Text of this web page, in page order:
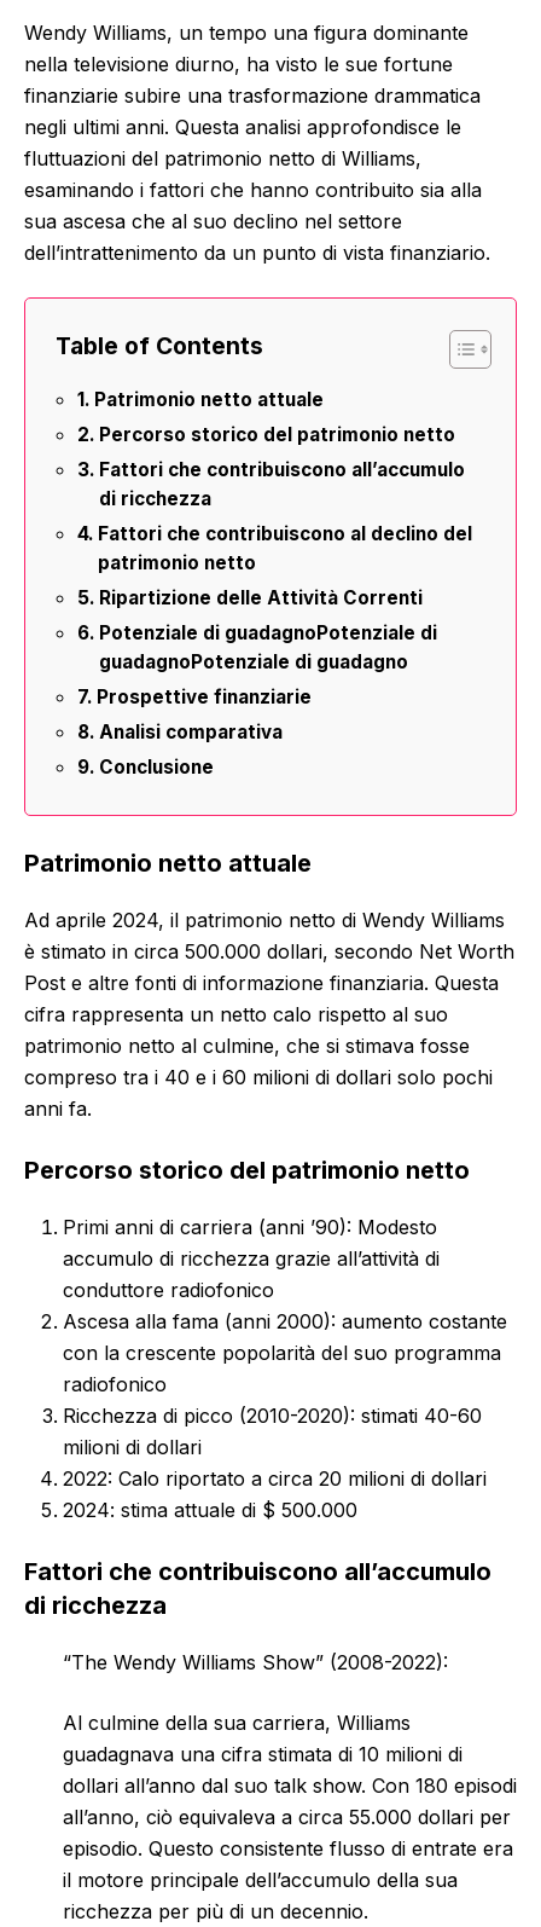
Wendy Williams, un tempo una figura dominante
nella televisione diurno, ha visto le sue fortune
finanziarie subire una trasformazione drammatica
negli ultimi anni. Questa analisi approfondisce le
fluttuazioni del patrimonio netto di Williams,
esaminando i fattori che hanno contribuito sia alla
sua ascesa che al suo declino nel settore
dell’intrattenimento da un punto di vista finanziario.
Table of Contents
Patrimonio netto attuale
Percorso storico del patrimonio netto
Fattori che contribuiscono all’accumulo
di ricchezza
Fattori che contribuiscono al declino del
patrimonio netto
Ripartizione delle Attività Correnti
Potenziale di guadagnoPotenziale di
guadagnoPotenziale di guadagno
Prospettive finanziarie
Analisi comparativa
Conclusione
Patrimonio netto attuale
Ad aprile 2024, il patrimonio netto di Wendy Williams
è stimato in circa 500.000 dollari, secondo Net Worth
Post e altre fonti di informazione finanziaria. Questa
cifra rappresenta un netto calo rispetto al suo
patrimonio netto al culmine, che si stimava fosse
compreso tra i 40 e i 60 milioni di dollari solo pochi
anni fa.
Percorso storico del patrimonio netto
Primi anni di carriera (anni ’90): Modesto
accumulo di ricchezza grazie all’attività di
conduttore radiofonico
Ascesa alla fama (anni 2000): aumento costante
con la crescente popolarità del suo programma
radiofonico
Ricchezza di picco (2010-2020): stimati 40-60
milioni di dollari
2022: Calo riportato a circa 20 milioni di dollari
2024: stima attuale di $ 500.000
Fattori che contribuiscono all’accumulo
di ricchezza
“The Wendy Williams Show” (2008-2022):
Al culmine della sua carriera, Williams
guadagnava una cifra stimata di 10 milioni di
dollari all’anno dal suo talk show. Con 180 episodi
all’anno, ciò equivaleva a circa 55.000 dollari per
episodio. Questo consistente flusso di entrate era
il motore principale dell’accumulo della sua
ricchezza per più di un decennio.